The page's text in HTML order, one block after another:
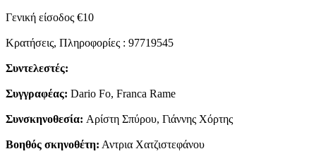
Γενική είσοδος €10
Κρατήσεις, Πληροφορίες : 97719545
Συντελεστές:
Συγγραφέας: Dario Fo, Franca Rame
Συνσκηνοθεσία: Αρίστη Σπύρου, Γιάννης Χόρτης
Βοηθός σκηνοθέτη: Αντρια Χατζιστεφάνου